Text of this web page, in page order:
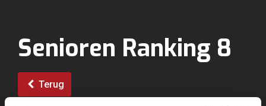
Senioren Ranking 8
Terug